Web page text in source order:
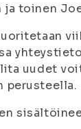
ja toinen
uudet
perusteella.